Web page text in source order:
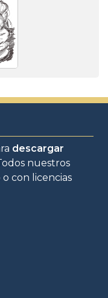
descargar
nuestros
con licencias